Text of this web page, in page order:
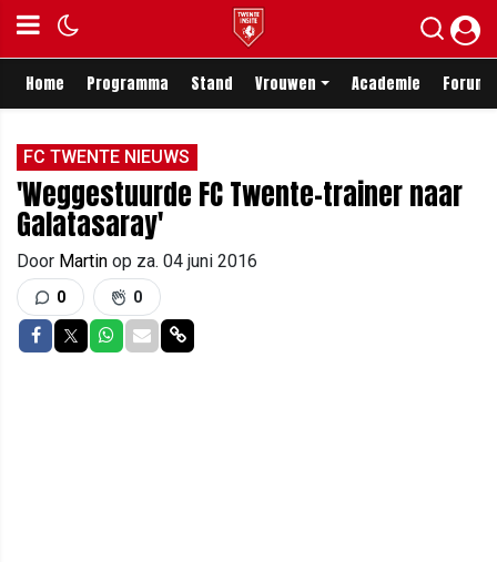
Home Programma Stand Vrouwen Academie Forum
FC TWENTE NIEUWS
'Weggestuurde FC Twente-trainer naar
Galatasaray'
Door Martin op za. 04 juni 2016
0 0
Delen op Facebook
Delen op Twitter
Delen op Whatsapp
Delen via Mail
Delen via link